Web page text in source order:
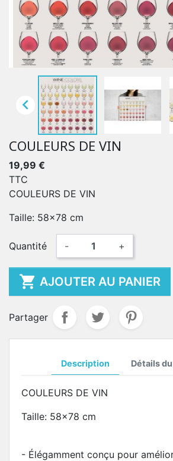

COULEURS DE VIN
19,99 €
TTC
COULEURS DE VIN
Taille: 58x78 cm
Quantité - +
 AJOUTER AU PANIER
Partager
Description Détails
COULEURS DE VIN
Taille: 58x78 cm
- Élégamment conçu pour